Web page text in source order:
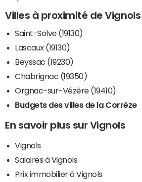
Villes à proximité de Vignols
Saint-Solve (19130)
Lascaux (19130)
Beyssac (19230)
Chabrignac (19350)
Orgnac-sur-Vézère (19410)
Budgets des villes de la Corrèze
En savoir plus sur Vignols
Vignols
Salaires à Vignols
Prix immobilier à Vignols